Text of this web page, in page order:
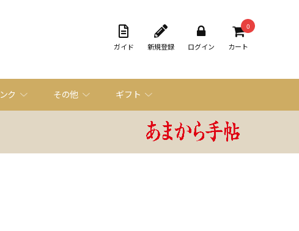
ガイド 新規登録 ログイン
0
カート
ク その他 ギフト